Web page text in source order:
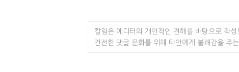
칼럼은 에디터의 개인적인 견해를 바탕으로 작
건전한 댓글 문화를 위해 타인에게 불쾌감을 주는